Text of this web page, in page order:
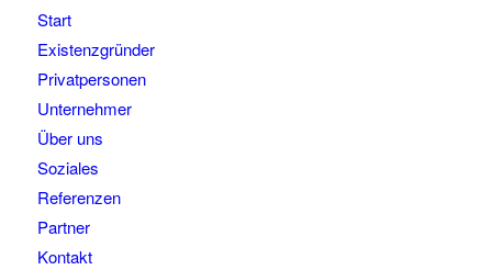
Start
Existenzgründer
Privatpersonen
Unternehmer
Über uns
Soziales
Referenzen
Partner
Kontakt